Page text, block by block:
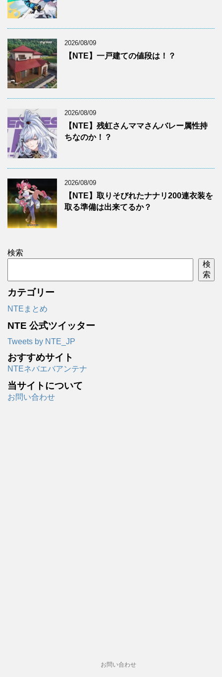
2026/08/09
【NTE】一戸建ての値段は！？
2026/08/09
【NTE】残虹さんママさんバレー属性持
ちなのか！？
2026/08/09
【NTE】取りそびれたナナリ200連衣装を
取る準備は出来てるか？
検索
検
索
カテゴリー
NTEまとめ
NTE 公式ツイッター
Tweets by NTE_JP
おすすめサイト
NTEネバエバアンテナ
当サイトについて
お問い合わせ
お問い合わせ